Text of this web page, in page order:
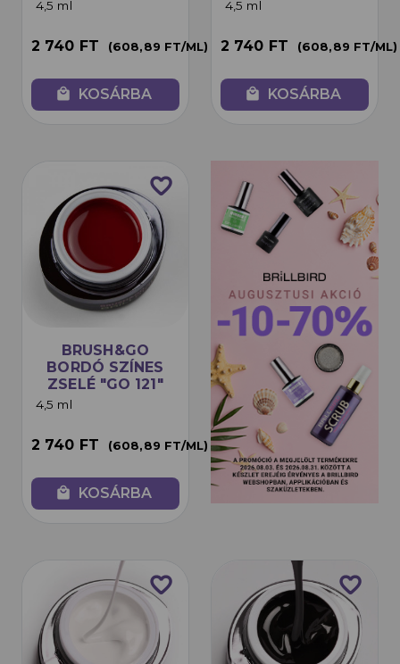
4,5 ml
2 740 FT (608,89 FT/ML)
local_mall KOSÁRBA
4,5 ml
2 740 FT (608,89 FT/ML)
local_mall KOSÁRBA
favorite_border
BRUSH&GO
BORDÓ SZÍNES
ZSELÉ "GO 121"
4,5 ml
2 740 FT (608,89 FT/ML)
local_mall KOSÁRBA
favorite_border favorite_border